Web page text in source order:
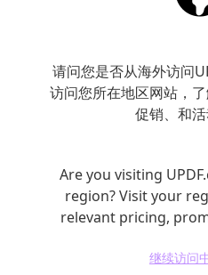
请问您是否从海外访问
访问您所在地区网站，了
促销、和活
Are you visiting
region? Visit your
relevant pricing,
继续访问
能给图片做各种操作
取图片，还能调大小和
PDF 也能精准修改。